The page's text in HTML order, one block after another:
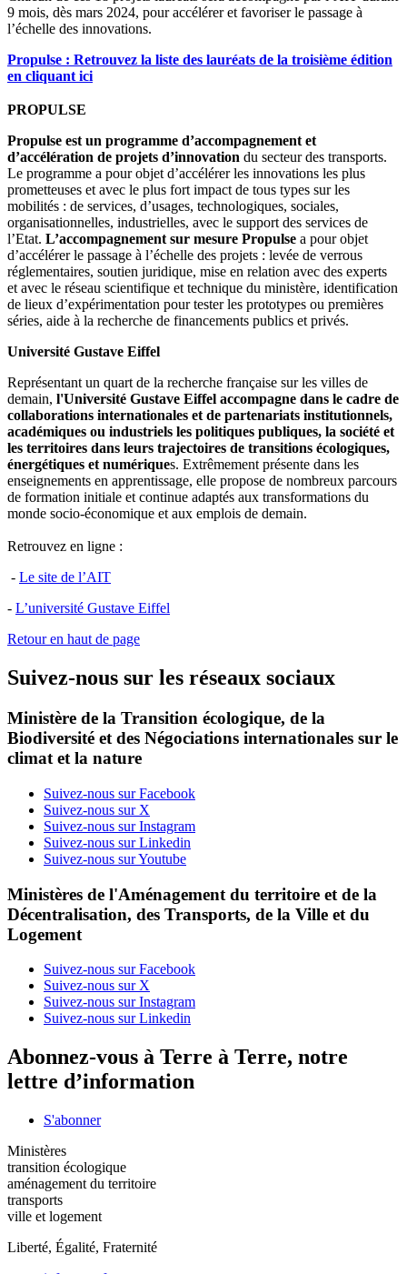
9 mois, dès mars 2024, pour accélérer et favoriser le passage à
l’échelle des innovations.
Propulse : Retrouvez la liste des lauréats de la troisième édition
en cliquant ici
PROPULSE
Propulse est un programme d’accompagnement et
d’accélération de projets d’innovation du secteur des transports.
Le programme a pour objet d’accélérer les innovations les plus
prometteuses et avec le plus fort impact de tous types sur les
mobilités : de services, d’usages, technologiques, sociales,
organisationnelles, industrielles, avec le support des services de
l’Etat. L’accompagnement sur mesure Propulse a pour objet
d’accélérer le passage à l’échelle des projets : levée de verrous
réglementaires, soutien juridique, mise en relation avec des experts
et avec le réseau scientifique et technique du ministère, identification
de lieux d’expérimentation pour tester les prototypes ou premières
séries, aide à la recherche de financements publics et privés.
Université Gustave Eiffel
Représentant un quart de la recherche française sur les villes de
demain, l'Université Gustave Eiffel accompagne dans le cadre de
collaborations internationales et de partenariats institutionnels,
académiques ou industriels les politiques publiques, la société et
les territoires dans leurs trajectoires de transitions écologiques,
énergétiques et numériques. Extrêmement présente dans les
enseignements en apprentissage, elle propose de nombreux parcours
de formation initiale et continue adaptés aux transformations du
monde socio-économique et aux emplois de demain.
Retrouvez en ligne :
- Le site de l’AIT
- L’université Gustave Eiffel
Retour en haut de page
Suivez-nous sur les réseaux sociaux
Ministère de la Transition écologique, de la
Biodiversité et des Négociations internationales sur le
climat et la nature
Suivez-nous sur Facebook
Suivez-nous sur X
Suivez-nous sur Instagram
Suivez-nous sur Linkedin
Suivez-nous sur Youtube
Ministères de l'Aménagement du territoire et de la
Décentralisation, des Transports, de la Ville et du
Logement
Suivez-nous sur Facebook
Suivez-nous sur X
Suivez-nous sur Instagram
Suivez-nous sur Linkedin
Abonnez-vous à Terre à Terre, notre
lettre d’information
S'abonner
Ministères
transition écologique
aménagement du territoire
transports
ville et logement
Liberté, Égalité, Fraternité